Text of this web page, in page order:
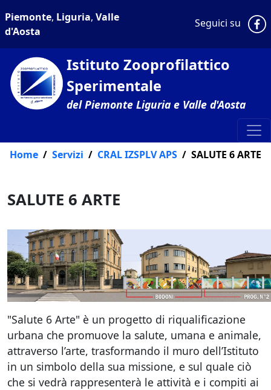
Piemonte, Liguria, Valle
d'Aosta
Seguici su
Istituto Zooprofilattico
Sperimentale
del Piemonte Liguria e Valle d'Aosta
Home Servizi CRAL IZSPLV APS SALUTE 6 ARTE
SALUTE 6 ARTE
"Salute 6 Arte" è un progetto di riqualificazione
urbana che promuove la salute, umana e animale,
attraverso l’arte, trasformando il muro dell’Istituto
in un simbolo della sua missione, e sul quale ciò
che si vedrà rappresenterà le attività e i compiti ai